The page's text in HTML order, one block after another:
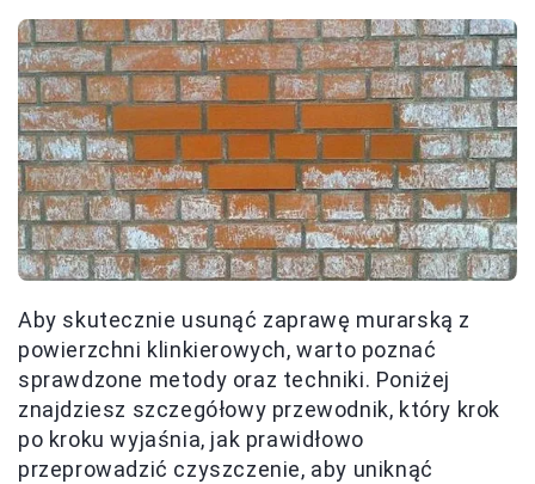
Aby skutecznie usunąć zaprawę murarską z
powierzchni klinkierowych, warto poznać
sprawdzone metody oraz techniki. Poniżej
znajdziesz szczegółowy przewodnik, który krok
po kroku wyjaśnia, jak prawidłowo
przeprowadzić czyszczenie, aby uniknąć